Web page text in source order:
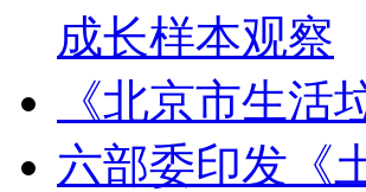
成长样本观察
《北京市生
六部委印发《